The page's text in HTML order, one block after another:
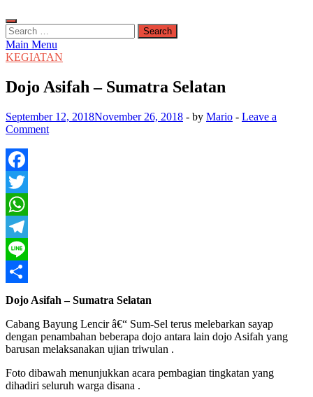
Search
for:
Main Menu
KEGIATAN
Dojo Asifah – Sumatra Selatan
September 12, 2018November 26, 2018 - by Mario - Leave a
Comment
Facebook
Twitter
WhatsApp
Telegram
Line
Share
Dojo Asifah – Sumatra Selatan
Cabang Bayung Lencir â€“ Sum-Sel terus melebarkan sayap
dengan penambahan beberapa dojo antara lain dojo Asifah yang
barusan melaksanakan ujian triwulan .
Foto dibawah menunjukkan acara pembagian tingkatan yang
dihadiri seluruh warga disana .